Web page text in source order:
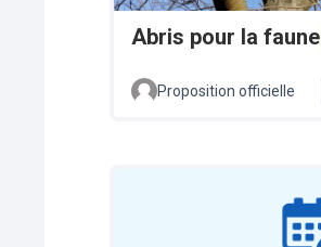
Abris pour la faune
Proposition officielle